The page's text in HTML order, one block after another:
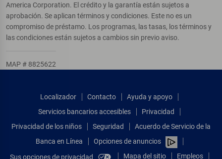
America Corporation. El crédito y la garantía están sujetos a
aprobación. Se aplican términos y condiciones. Este no es un
compromiso de préstamo. Los programas, las tasas, los términos y
las condiciones están sujetos a cambios sin previo aviso.
MAP # 8825622
Localizador Contacto
Ayuda y apoyo
Servicios bancarios accesibles
Privacidad
Privacidad de los niños
Seguridad
Acuerdo de Servicio de la
Banca en Línea
Opciones de anuncios
Sus opciones de privacidad
Mapa del sitio Empleos